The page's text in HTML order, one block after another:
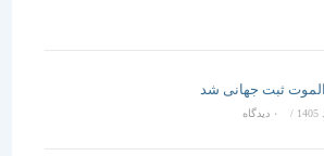
ثبت جهانی شد
۰ دیدگاه